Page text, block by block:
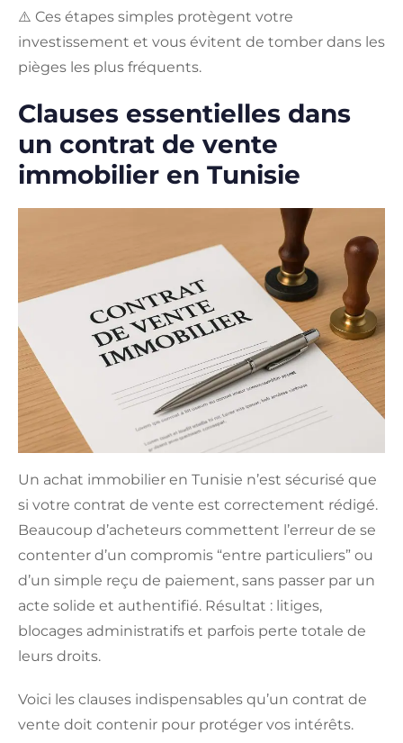
⚠️ Ces étapes simples protègent votre
investissement et vous évitent de tomber dans les
pièges les plus fréquents.
Clauses essentielles dans
un contrat de vente
immobilier en Tunisie
Un achat immobilier en Tunisie n’est sécurisé que
si votre contrat de vente est correctement rédigé.
Beaucoup d’acheteurs commettent l’erreur de se
contenter d’un compromis “entre particuliers” ou
d’un simple reçu de paiement, sans passer par un
acte solide et authentifié. Résultat : litiges,
blocages administratifs et parfois perte totale de
leurs droits.
Voici les clauses indispensables qu’un contrat de
vente doit contenir pour protéger vos intérêts.